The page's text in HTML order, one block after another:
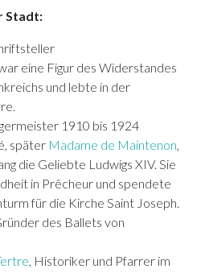
Stadt:
war eine Figur des Widerstandes
und lebte in der
1910 bis 1924
später Madame de Maintenon
die Geliebte Ludwigs XIV. Sie
in Prêcheur und spendete
für die Kirche Saint Joseph.
des Ballets von
, Historiker und Pfarrer im